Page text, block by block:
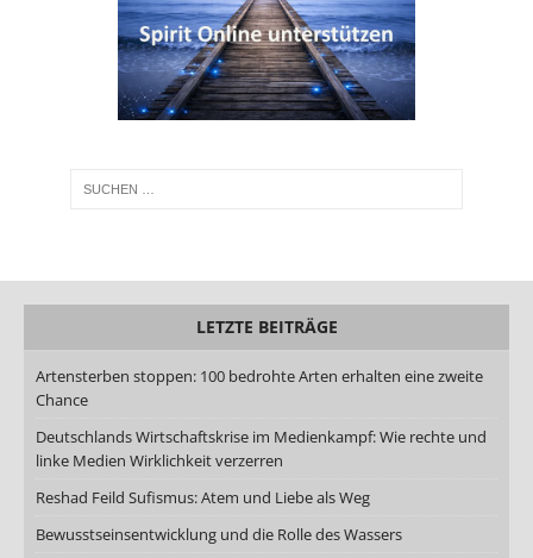
LETZTE BEITRÄGE
Artensterben stoppen: 100 bedrohte Arten erhalten eine zweite
Chance
Deutschlands Wirtschaftskrise im Medienkampf: Wie rechte und
linke Medien Wirklichkeit verzerren
Reshad Feild Sufismus: Atem und Liebe als Weg
Bewusstseinsentwicklung und die Rolle des Wassers